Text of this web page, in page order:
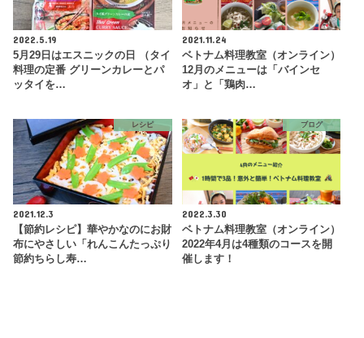
2022.5.19
5月29日はエスニックの日 （タイ
料理の定番 グリーンカレーとパ
ッタイを…
2021.11.24
ベトナム料理教室（オンライン）
12月のメニューは「バインセ
オ」と「鶏肉…
レシピ
2021.12.3
【節約レシピ】華やかなのにお財
布にやさしい「れんこんたっぷり
節約ちらし寿…
ブログ
2022.3.30
ベトナム料理教室（オンライン）
2022年4月は4種類のコースを開
催します！